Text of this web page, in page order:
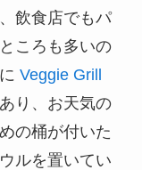
飲食店でもパ
ころも多いの
Veggie Grill
り、お天気の
の桶が付いた
ルを置いてい